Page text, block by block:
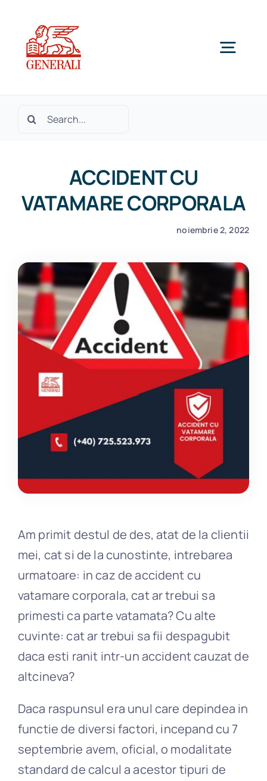
content
Produse si Servicii
SOLICITA OFERTA
Daune
Blog
Contact
Cautare...
ACCIDENT CU
VATAMARE CORPORALA
noiembrie 2, 2022
Am primit destul de des, atat de la clientii
mei, cat si de la cunostinte, intrebarea
urmatoare: in caz de accident cu
vatamare corporala, cat ar trebui sa
primesti ca parte vatamata? Cu alte
cuvinte: cat ar trebui sa fii despagubit
daca esti ranit intr-un accident cauzat de
altcineva?
Daca raspunsul era unul care depindea in
functie de diversi factori, incepand cu 7
septembrie avem, oficial, o modalitate
standard de calcul a acestor tipuri de